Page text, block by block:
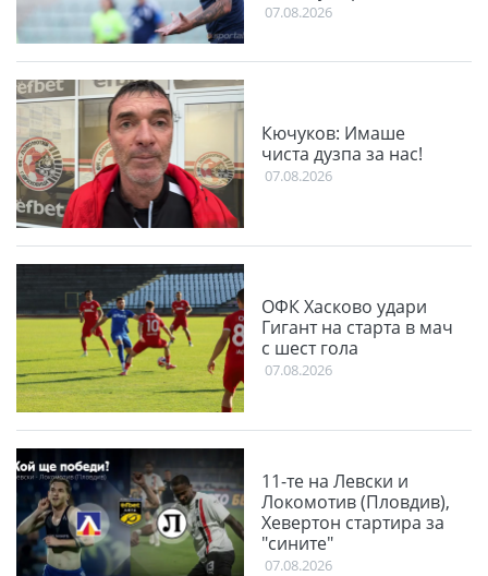
07.08.2026
Кючуков: Имаше
чиста дузпа за нас!
07.08.2026
ОФК Хасково удари
Гигант на старта в мач
с шест гола
07.08.2026
11-те на Левски и
Локомотив (Пловдив),
Хевертон стартира за
"сините"
07.08.2026